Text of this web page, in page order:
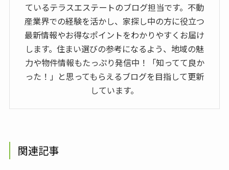
ているテラスエステートのブログ担当です。不動
産業界での経験を活かし、家探し中の方に役立つ
最新情報やお得なポイントをわかりやすくお届け
します。住まい選びの参考になるよう、地域の魅
力や物件情報もたっぷり発信中！「知ってて良か
った！」と思ってもらえるブログを目指して更新
しています。
関連記事